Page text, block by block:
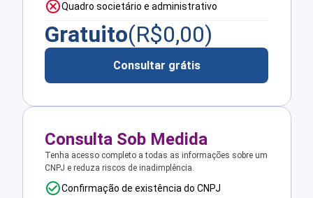
Quadro societário e administrativo
Gratuito(R$0,00)
Consultar grátis
Consulta Sob Medida
Tenha acesso completo a todas as informações sobre um
CNPJ e reduza riscos de inadimplência.
Confirmação de existência do CNPJ